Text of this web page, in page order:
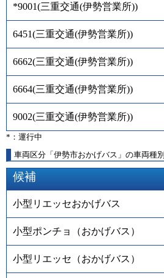
*9001(三重交通(伊勢営業所))
6451(三重交通(伊勢営業所))
6662(三重交通(伊勢営業所))
6664(三重交通(伊勢営業所))
9002(三重交通(伊勢営業所))
*：運行中
車両区分「伊勢市おかげバス」の車両種別
候補
小型リエッセおかげバス
小型ポンチョ（おかげバス）
小型リエッセ（おかげバス）